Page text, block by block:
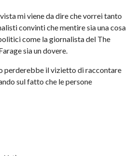
mi viene da dire che vorrei tanto
convinti che mentire sia una cosa
come la giornalista del The
sia un dovere.
perderebbe il vizietto di raccontare
sul fatto che le persone